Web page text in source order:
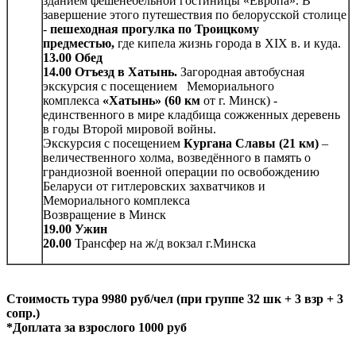
завершение этого путешествия по белорусской столице
- пешеходная прогулка по Троицкому
предместью, где кипела жизнь города в XIX в. и куда.
13.00 Обед
14.00 Отъезд в Хатынь. Загородная автобусная
экскурсия с посещением
Мемориального
комплекса «Хатынь» (60 км от г. Минск) -
единственного в мире кладбища сожженных деревень
в годы Второй мировой войны.
Экскурсия с посещением Кургана Славы (21 км) –
величественного холма, возведённого в память о
грандиозной военной операции по освобождению
Беларуси от гитлеровских захватчиков и
Мемориального комплекса
Возвращение в Минск
19.00 Ужин
20.00 Трансфер на ж/д вокзал г.Минска
Стоимость тура 9980 руб/чел (при группе 32 шк + 3 взр + 3
сопр.)
*Доплата за взрослого 1000 руб